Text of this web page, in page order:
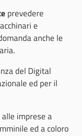
prevedere
e
anche le
del Digital
ed per il
imprese a
ed a coloro